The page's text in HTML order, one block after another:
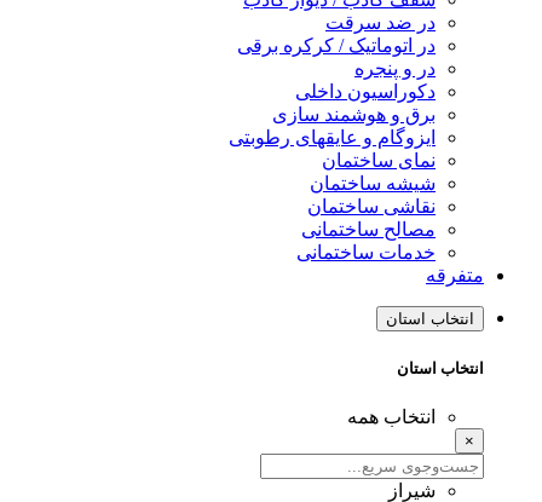
در ضد سرقت
در اتوماتیک / کرکره برقی
در و پنجره
دکوراسیون داخلی
برق و هوشمند سازی
ایزوگام و عایقهای رطوبتی
نمای ساختمان
شیشه ساختمان
نقاشی ساختمان
مصالح ساختمانی
خدمات ساختمانی
متفرقه
انتخاب استان
انتخاب استان
انتخاب همه
×
شیراز